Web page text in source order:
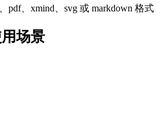
pdf、xmind、svg 或 markdown 格
场景